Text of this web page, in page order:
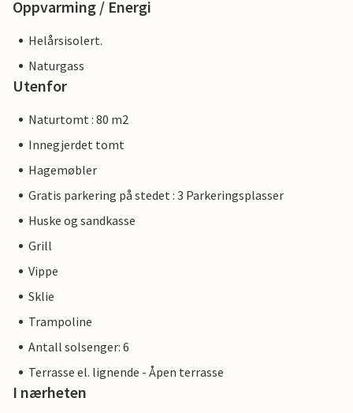
Oppvarming / Energi
Helårsisolert.
Naturgass
Utenfor
Naturtomt : 80 m2
Innegjerdet tomt
Hagemøbler
Gratis parkering på stedet : 3 Parkeringsplasser
Huske og sandkasse
Grill
Vippe
Sklie
Trampoline
Antall solsenger: 6
Terrasse el. lignende - Åpen terrasse
I nærheten